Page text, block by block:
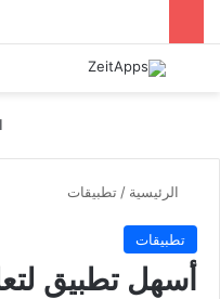
بحث عن
الرئيسية / تطبيقات
تطبيقات
أسهل تطبيق